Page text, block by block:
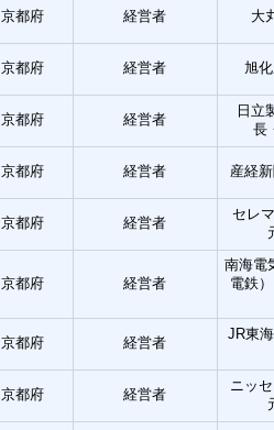
京都府 経営者 大
京都府 経営者 旭
京都府 経営者
日立
長
京都府 経営者 産経
京都府 経営者
セレ
京都府 経営者
南海電
電鉄
京都府 経営者
JR東
京都府 経営者
ニッ